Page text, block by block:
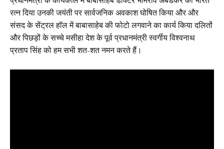
रत्न दिया उनकी जयंती पर सार्वजनिक अवकाश घोषित किया और और
संसद के सेंट्रल हॉल में बाबासाहेब की फोटो लगवाने का कार्य किया दलितों
और पिछड़ों के सच्चे मसीहा देश के पूर्व प्रधानमंत्री स्वर्गीय विश्वनाथ
प्रताप सिंह को हम सभी शत-शत नमन करते हैं।